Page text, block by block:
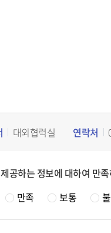
대외협력실 연락처
공하는 정보에 대하여 만
만족 보통